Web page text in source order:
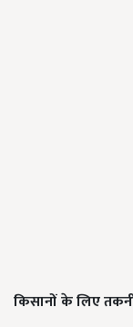
किसानों के लिए